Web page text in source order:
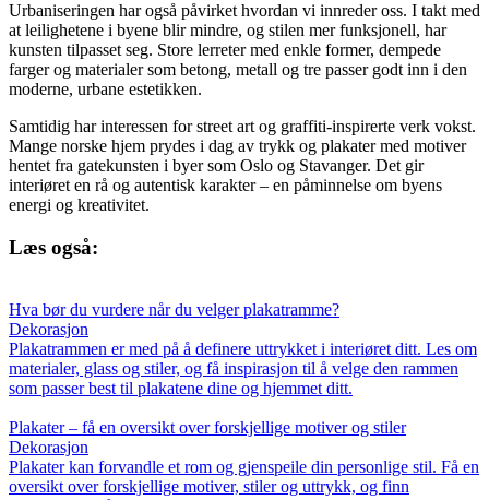
Urbaniseringen har også påvirket hvordan vi innreder oss. I takt med
at leilighetene i byene blir mindre, og stilen mer funksjonell, har
kunsten tilpasset seg. Store lerreter med enkle former, dempede
farger og materialer som betong, metall og tre passer godt inn i den
moderne, urbane estetikken.
Samtidig har interessen for street art og graffiti-inspirerte verk vokst.
Mange norske hjem prydes i dag av trykk og plakater med motiver
hentet fra gatekunsten i byer som Oslo og Stavanger. Det gir
interiøret en rå og autentisk karakter – en påminnelse om byens
energi og kreativitet.
Læs også:
Hva bør du vurdere når du velger plakatramme?
Dekorasjon
Plakatrammen er med på å definere uttrykket i interiøret ditt. Les om
materialer, glass og stiler, og få inspirasjon til å velge den rammen
som passer best til plakatene dine og hjemmet ditt.
Plakater – få en oversikt over forskjellige motiver og stiler
Dekorasjon
Plakater kan forvandle et rom og gjenspeile din personlige stil. Få en
oversikt over forskjellige motiver, stiler og uttrykk, og finn